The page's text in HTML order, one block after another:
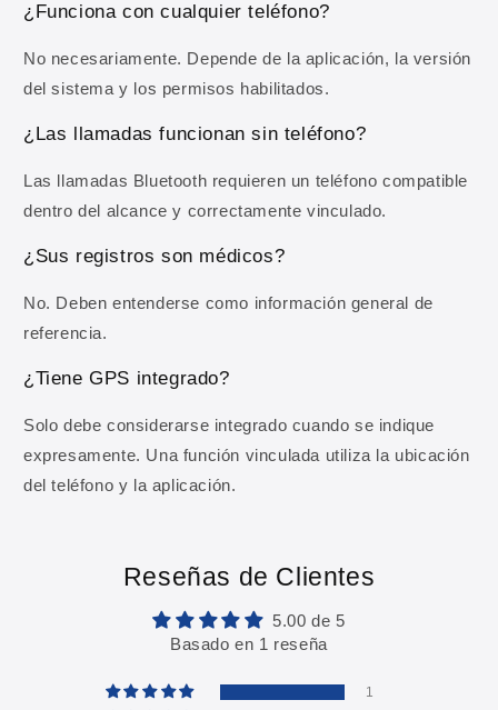
¿Funciona con cualquier teléfono?
No necesariamente. Depende de la aplicación, la versión
del sistema y los permisos habilitados.
¿Las llamadas funcionan sin teléfono?
Las llamadas Bluetooth requieren un teléfono compatible
dentro del alcance y correctamente vinculado.
¿Sus registros son médicos?
No. Deben entenderse como información general de
referencia.
¿Tiene GPS integrado?
Solo debe considerarse integrado cuando se indique
expresamente. Una función vinculada utiliza la ubicación
del teléfono y la aplicación.
Reseñas de Clientes
5.00 de 5
Basado en 1 reseña
1